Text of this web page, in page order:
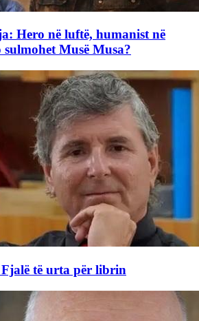
Hero në luftë, humanist në
sulmohet Musë Musa?
të urta për librin